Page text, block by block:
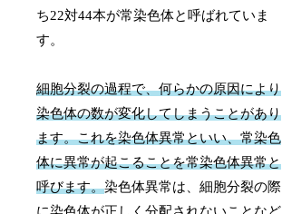
ち22対44本が常染色体と呼ばれていま
す。
細胞分裂の過程で、何らかの原因により
染色体の数が変化してしまうことがあり
ます。これを染色体異常といい、常染色
体に異常が起こることを常染色体異常と
呼びます。染色体異常は、細胞分裂の際
に染色体が正しく分配されないことなど